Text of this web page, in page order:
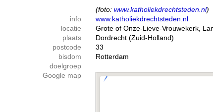
(foto: www.katholiekdrechtsteden.nl)
info
www.katholiekdrechtsteden.nl
locatie
Grote of Onze-Lieve-Vrouwekerk,
plaats
Dordrecht (Zuid-Holland)
postcode
33
bisdom
Rotterdam
doelgroep
Google map